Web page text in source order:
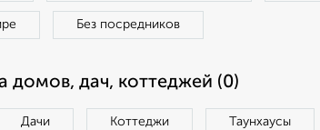
Без посредников
домов, дач, коттеджей (0)
Дачи Коттеджи Таунхаусы